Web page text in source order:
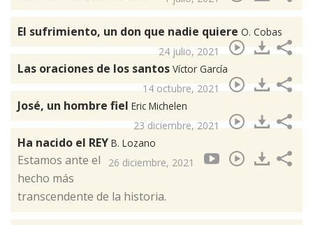
El sufrimiento, un don que nadie quiere O. Cobas
24 julio, 2021
Las oraciones de los santos Víctor García
14 octubre, 2021
José, un hombre fiel Eric Michelen
23 diciembre, 2021
Ha nacido el REY B. Lozano
26 diciembre, 2021
Estamos ante el
hecho más
transcendente de la historia.